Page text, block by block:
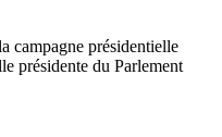
campagne présidentielle
présidente du Parlement